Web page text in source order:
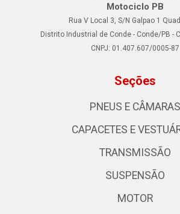
Motociclo PB
Rua V Local 3, S/N Galpao 1
Distrito Industrial de Conde - Conde/PB -
CNPJ: 01.407.607/0005-87
Seções
PNEUS E CÂMARAS
CAPACETES E
TRANSMISSÃO
SUSPENSÃO
MOTOR